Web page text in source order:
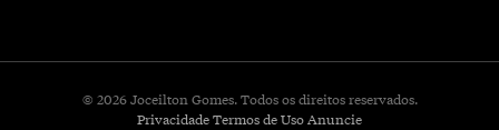
© 2026 Joceilton Gomes. Todos os direitos reservados.
PrivacidadeTermos de UsoAnuncie